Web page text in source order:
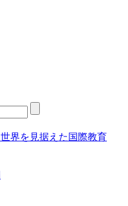
世界を見据えた国際教育